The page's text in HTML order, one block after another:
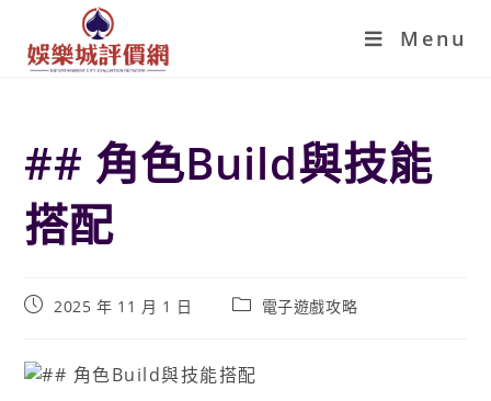
Menu
## 角色Build與技能
搭配
2025 年 11 月 1 日 電子遊戲攻略